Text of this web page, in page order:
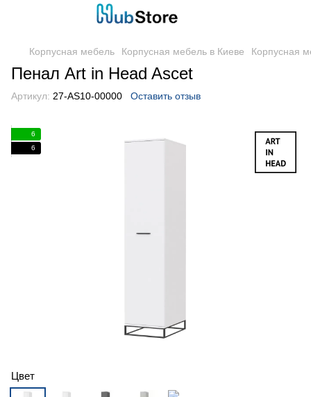
Корпусная мебель Корпусная мебель в Киеве Корпусная
Пенал Art in Head Ascet
Артикул: 27-AS10-00000 Оставить отзыв
6
6
Цвет